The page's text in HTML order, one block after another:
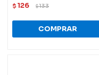
$ 126 $133